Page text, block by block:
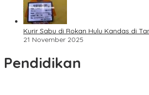
Kurir Sabu di Rokan Hulu Kandas di
21 November 2025
Pendidikan